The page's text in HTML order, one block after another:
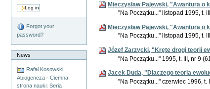
Forgot your
password?
News
Rafał Kosowski,
Abiogeneza - Ciemna
strona nauki: Seria
Mieczysław Pajewski, "Awantura o
"Na Początku..." listopad 1995, t.
Mieczysław Pajewski, "Awantura o
"Na Początku..." listopad 1995, t.
Józef Zarzycki, "Kręte drogi teorii
"Na Początku..." 1995, t. III, nr 9
Jacek Duda, "Dlaczego teoria
"Na Początku..." czerwiec 1996, t.